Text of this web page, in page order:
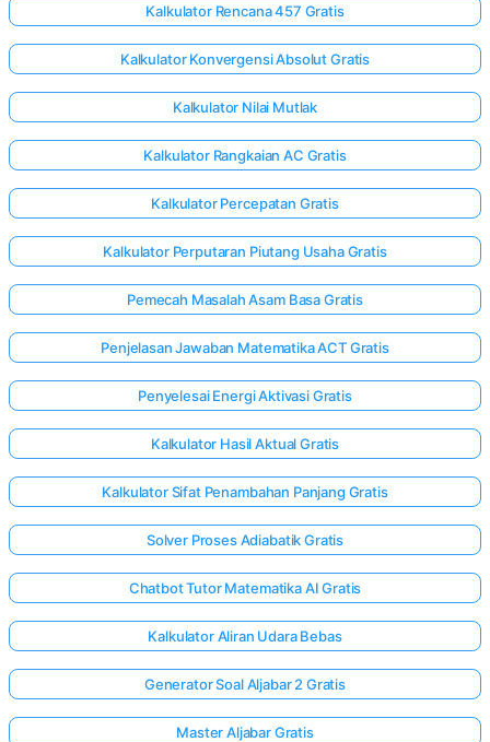
Kalkulator Rencana 457 Gratis
Kalkulator Konvergensi Absolut Gratis
Kalkulator Nilai Mutlak
Kalkulator Rangkaian AC Gratis
Kalkulator Percepatan Gratis
Kalkulator Perputaran Piutang Usaha Gratis
Pemecah Masalah Asam Basa Gratis
Penjelasan Jawaban Matematika ACT Gratis
Penyelesai Energi Aktivasi Gratis
Kalkulator Hasil Aktual Gratis
Kalkulator Sifat Penambahan Panjang Gratis
Solver Proses Adiabatik Gratis
Chatbot Tutor Matematika AI Gratis
Kalkulator Aliran Udara Bebas
Generator Soal Aljabar 2 Gratis
Master Aljabar Gratis